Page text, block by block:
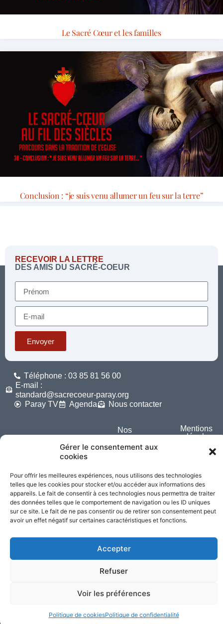
Gérer le consentement aux
cookies
Pour offrir les meilleures expériences, nous utilisons des technologies
telles que les cookies pour stocker et/ou accéder aux informations des
appareils. Le fait de consentir à ces technologies nous permettra de traiter
des données telles que le comportement de navigation ou les ID uniques
sur ce site. Le fait de ne pas consentir ou de retirer son consentement peut
avoir un effet négatif sur certaines caractéristiques et fonctions.
Accepter
Refuser
Voir les préférences
Politique de cookiesPolitique de confidentialité
Le Sacré Cœur et les familles
Conclusion : “je suis venu allumer un feu sur la terre”
RECEVOIR LA LETTRE
DES AMIS DU SACRÉ-COEUR
Envoyer
Téléphone : 03 85 81 56 00
E-mail :
standard@sacrecoeur-paray.org
Paray TV
Agenda Nous contacter
Nos
Mentions
légales